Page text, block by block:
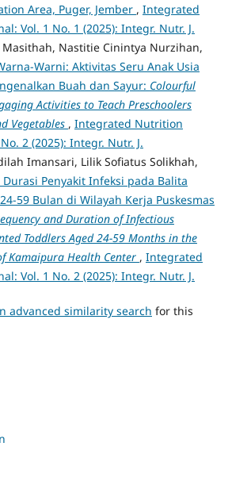
Area, Puger, Jember , Integrated
Vol. 1 No. 1 (2025): Integr. Nutr. J.
Masithah, Nastitie Cinintya Nurzihan,
Warni: Aktivitas Seru Anak Usia
Buah dan Sayur: Colourful
Activities to Teach Preschoolers
Vegetables , Integrated Nutrition
2 (2025): Integr. Nutr. J.
Imansari, Lilik Sofiatus Solikhah,
Penyakit Infeksi pada Balita
59 Bulan di Wilayah Kerja Puskesmas
and Duration of Infectious
Toddlers Aged 24-59 Months in the
Kamaipura Health Center , Integrated
Vol. 1 No. 2 (2025): Integr. Nutr. J.
advanced similarity search for this